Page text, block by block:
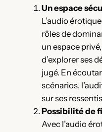
Un espace
L’audio
rôles de
un espace
d’explorer ses
jugé. En
scénarios,
sur ses
Possibilité de
Avec l’audio